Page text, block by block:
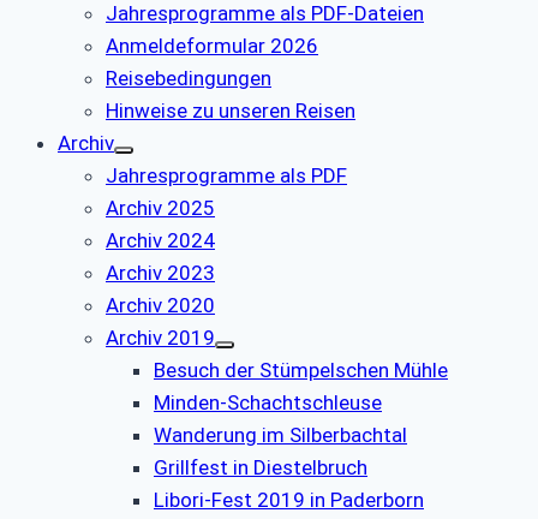
Jahresprogramme als PDF-Dateien
Anmeldeformular 2026
Reisebedingungen
Hinweise zu unseren Reisen
Archiv
Jahresprogramme als PDF
Archiv 2025
Archiv 2024
Archiv 2023
Archiv 2020
Archiv 2019
Besuch der Stümpelschen Mühle
Minden-Schachtschleuse
Wanderung im Silberbachtal
Grillfest in Diestelbruch
Libori-Fest 2019 in Paderborn